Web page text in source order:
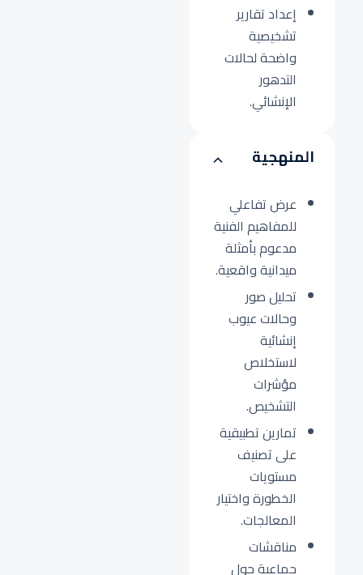
إعداد تقارير
تشخيصية
واضحة لحالات
التدهور
الإنشائي.
المنهجية
عرض تفاعلي
للمفاهيم الفنية
مدعوم بأمثلة
ميدانية واقعية.
تحليل صور
وحالات عيوب
إنشائية
لاستخلاص
مؤشرات
التشخيص.
تمارين تطبيقية
على تصنيف
مستويات
الخطورة واختيار
المعالجات.
مناقشات
جماعية حول